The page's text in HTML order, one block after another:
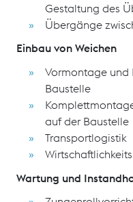
Gestaltung des
Übergänge
Einbau von Weichen
Vormontage und
Baustelle
auf der Baustelle
Transportlogistik
Wartung und